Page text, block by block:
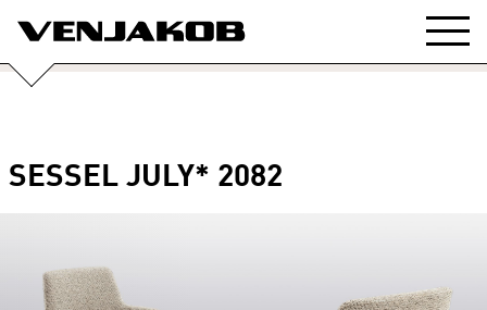
SESSEL JULY* 2082